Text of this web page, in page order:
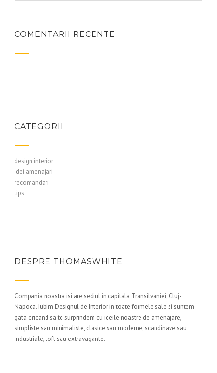
COMENTARII RECENTE
CATEGORII
design interior
idei amenajari
recomandari
tips
DESPRE THOMASWHITE
Compania noastra isi are sediul in capitala Transilvaniei, Cluj-
Napoca. Iubim Designul de Interior in toate formele sale si suntem
gata oricand sa te surprindem cu ideile noastre de amenajare,
simpliste sau minimaliste, clasice sau moderne, scandinave sau
industriale, loft sau extravagante.